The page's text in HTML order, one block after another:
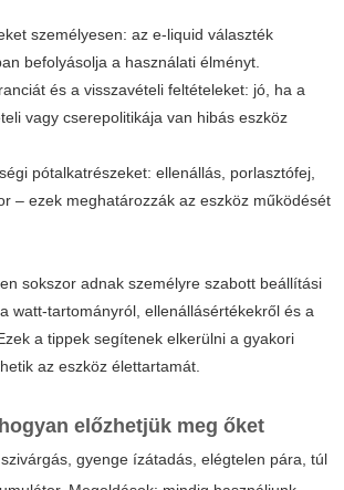
személyesen: az e-liquid választék
befolyásolja a használati élményt.
és a visszavételi feltételeket: jó, ha a
vagy cserepolitikája van hibás eszköz
pótalkatrészeket: ellenállás, porlasztófej,
– ezek meghatározzák az eszköz működését
sokszor adnak személyre szabott beállítási
watt-tartományról, ellenállásértékekről és a
a tippek segítenek elkerülni a gyakori
az eszköz élettartamát.
előzhetjük meg őket
gyenge ízátadás, elégtelen pára, túl